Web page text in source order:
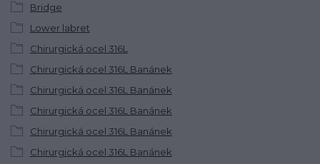
Bridge
Lower labret
Chirurgická ocel 316L
Chirurgická ocel 316L Banánek
Chirurgická ocel 316L Banánek
Chirurgická ocel 316L Banánek
Chirurgická ocel 316L Banánek
Chirurgická ocel 316L Banánek